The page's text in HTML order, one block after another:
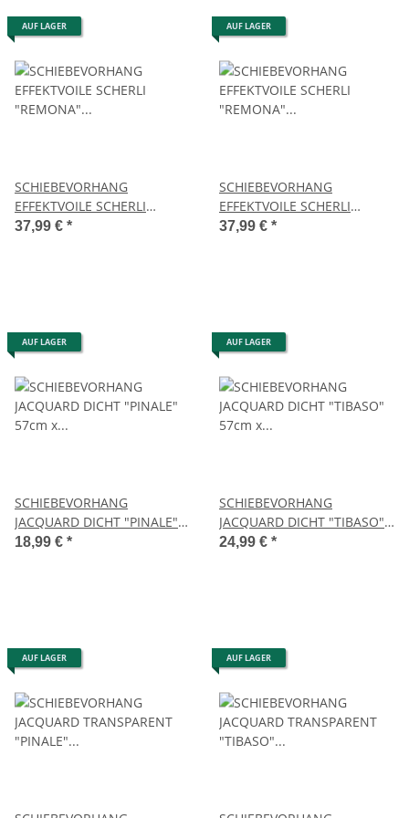
AUF LAGER
SCHIEBEVORHANG
EFFEKTVOILE SCHERLI
"REMONA" 60cm x 245 cm
37,99 € *
AUF LAGER
SCHIEBEVORHANG
EFFEKTVOILE SCHERLI
"REMONA" 60cm x 245 cm
37,99 € *
AUF LAGER
SCHIEBEVORHANG
JACQUARD DICHT "PINALE"
57cm x 245 cm Farbe WEISS
18,99 € *
AUF LAGER
SCHIEBEVORHANG
JACQUARD DICHT "TIBASO"
57cm x 245 cm Farbe WEISS
24,99 € *
AUF LAGER AUF LAGER